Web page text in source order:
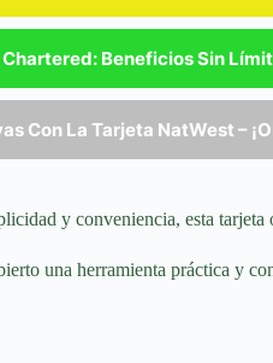
Beneficios Sin
Con La Tarjeta NatWest –
y conveniencia, esta tarjeta
una herramienta práctica y